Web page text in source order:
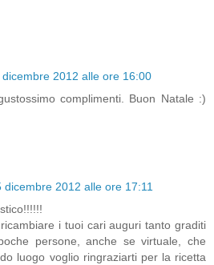
dicembre 2012 alle ore 16:00
complimenti. Buon Natale :)
dicembre 2012 alle ore 17:11
i tuoi cari auguri tanto graditi
persone, anche se virtuale, che
luogo voglio ringraziarti per la ricetta